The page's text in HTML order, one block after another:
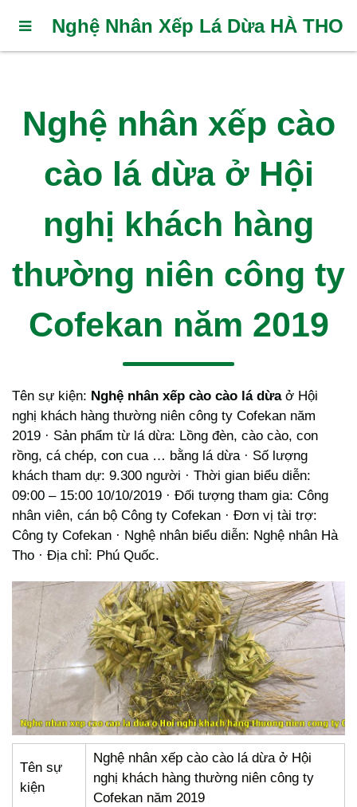
Nghệ Nhân Xếp Lá Dừa HÀ THO
Nghệ nhân xếp cào
cào lá dừa ở Hội
nghị khách hàng
thường niên công ty
Cofekan năm 2019
Tên sự kiện: Nghệ nhân xếp cào cào lá dừaở Hội
nghị khách hàng thường niên công ty Cofekan năm
2019 · Sản phẩm từ lá dừa: Lồng đèn, cào cào, con
rồng, cá chép, con cua … bằng lá dừa · Số lượng
khách tham dự: 9.300 người · Thời gian biểu diễn:
09:00 – 15:00 10/10/2019 · Đối tượng tham gia: Công
nhân viên, cán bộ Công ty Cofekan · Đơn vị tài trợ:
Công ty Cofekan · Nghệ nhân biểu diễn: Nghệ nhân Hà
Tho · Địa chỉ: Phú Quốc.
Tên sự
kiện
Nghệ nhân xếp cào cào lá dừa ở Hội
nghị khách hàng thường niên công ty
Cofekan năm 2019